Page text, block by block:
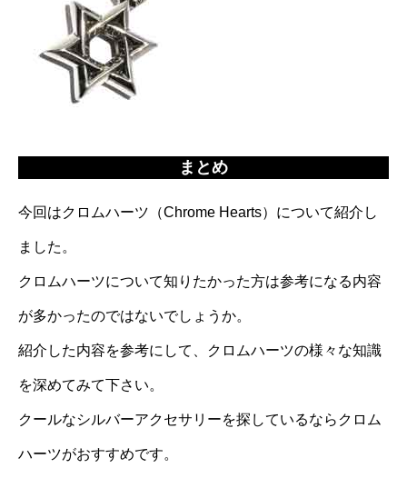
まとめ
今回はクロムハーツ（Chrome Hearts）について紹介し
ました。
クロムハーツについて知りたかった方は参考になる内容
が多かったのではないでしょうか。
紹介した内容を参考にして、クロムハーツの様々な知識
を深めてみて下さい。
クールなシルバーアクセサリーを探しているならクロム
ハーツがおすすめです。